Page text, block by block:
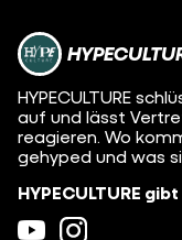
HYPECULTURE
auf und lässt
reagieren. Wo
gehyped und was
HYPECULTURE